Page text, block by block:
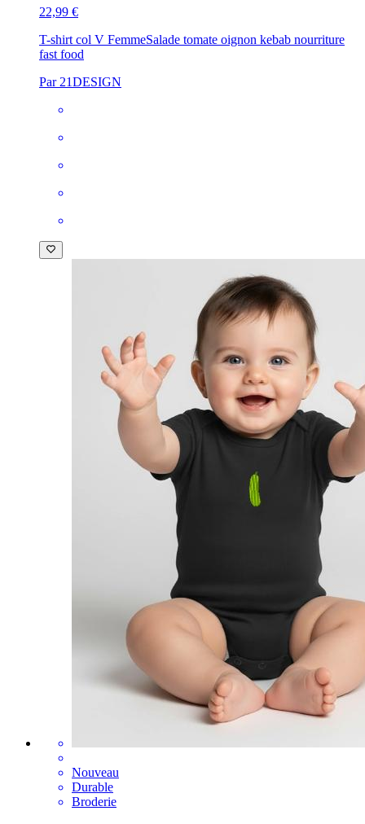
22,99 €
T-shirt col V FemmeSalade tomate oignon kebab nourriture
fast food
Par 21DESIGN
Nouveau
Durable
Broderie